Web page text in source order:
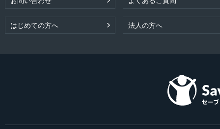
はじめての方へ 法人の方へ